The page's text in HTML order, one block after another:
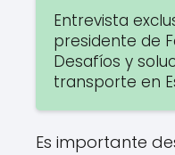
Entrevista
presidente de
Desafíos y
transporte en
Es importante